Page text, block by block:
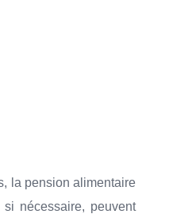
la pension alimentaire
nécessaire, peuvent